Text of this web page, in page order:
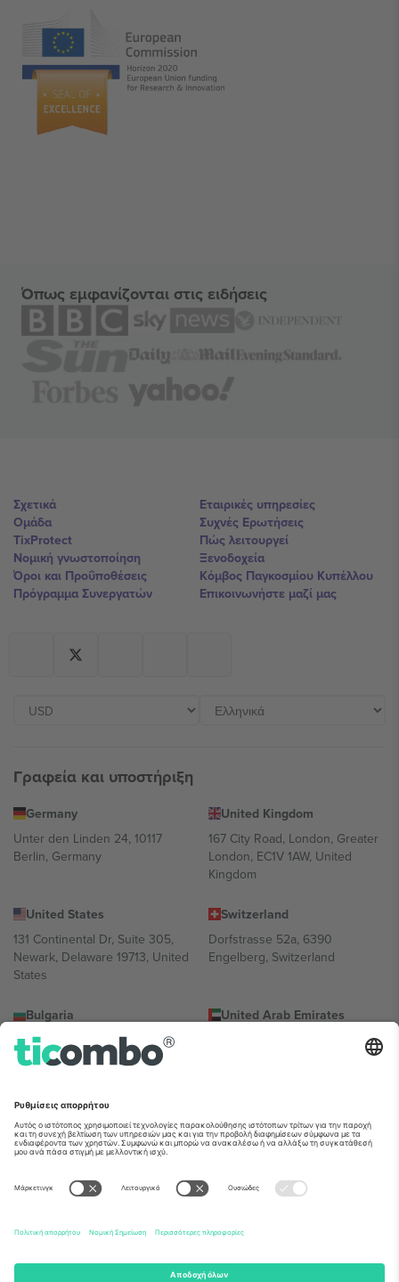
Όπως εμφανίζονται στις ειδήσεις
Σχετικά
Ομάδα
TixProtect
Νομική γνωστοποίηση
Όροι και Προΰποθέσεις
Πρόγραμμα Συνεργατών
Εταιρικές υπηρεσίες
Συχνές Ερωτήσεις
Πώς λειτουργεί
Ξενοδοχεία
Κόμβος Παγκοσμίου Κυπέλλου
Επικοινωνήστε μαζί μας
Γραφεία και υποστήριξη
Germany
Unter den Linden 24, 10117
Berlin, Germany
United Kingdom
167 City Road, London, Greater
London, EC1V 1AW, United
Kingdom
United States
131 Continental Dr, Suite 305,
Newark, Delaware 19713, United
States
Switzerland
Dorfstrasse 52a, 6390
Engelberg, Switzerland
Bulgaria
Regus Sofia City West, bul
Totleben 53-55, 1606 Sofia,
United Arab Emirates
UAE Dubai Silicon Oasis, DDP
Building A1, Office 302, Dubai,
Mexico
Av Chapultepec 360, Roma
Norte, Cuauhtémoc, 06700
Ciudad de México, CDMX,
Mexico
Η νομική οντότητα του παρόχου πλατφόρμας ενδέχεται να
τομέα. Για λεπτομέρειες ανατρέξτε στη σελίδα της συγκεκριμένης